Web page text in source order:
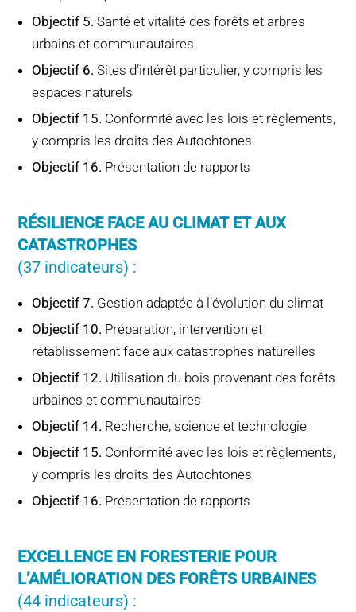
Objectif 5. Santé et vitalité des forêts et arbres
urbains et communautaires
Objectif 6. Sites d’intérêt particulier, y compris les
espaces naturels
Objectif 15. Conformité avec les lois et règlements,
y compris les droits des Autochtones
Objectif 16. Présentation de rapports
RÉSILIENCE FACE AU CLIMAT ET AUX
CATASTROPHES
(37 indicateurs) :
Objectif 7. Gestion adaptée à l’évolution du climat
Objectif 10. Préparation, intervention et
rétablissement face aux catastrophes naturelles
Objectif 12. Utilisation du bois provenant des forêts
urbaines et communautaires
Objectif 14. Recherche, science et technologie
Objectif 15. Conformité avec les lois et règlements,
y compris les droits des Autochtones
Objectif 16. Présentation de rapports
EXCELLENCE EN FORESTERIE POUR
L’AMÉLIORATION DES FORÊTS URBAINES
(44 indicateurs) :